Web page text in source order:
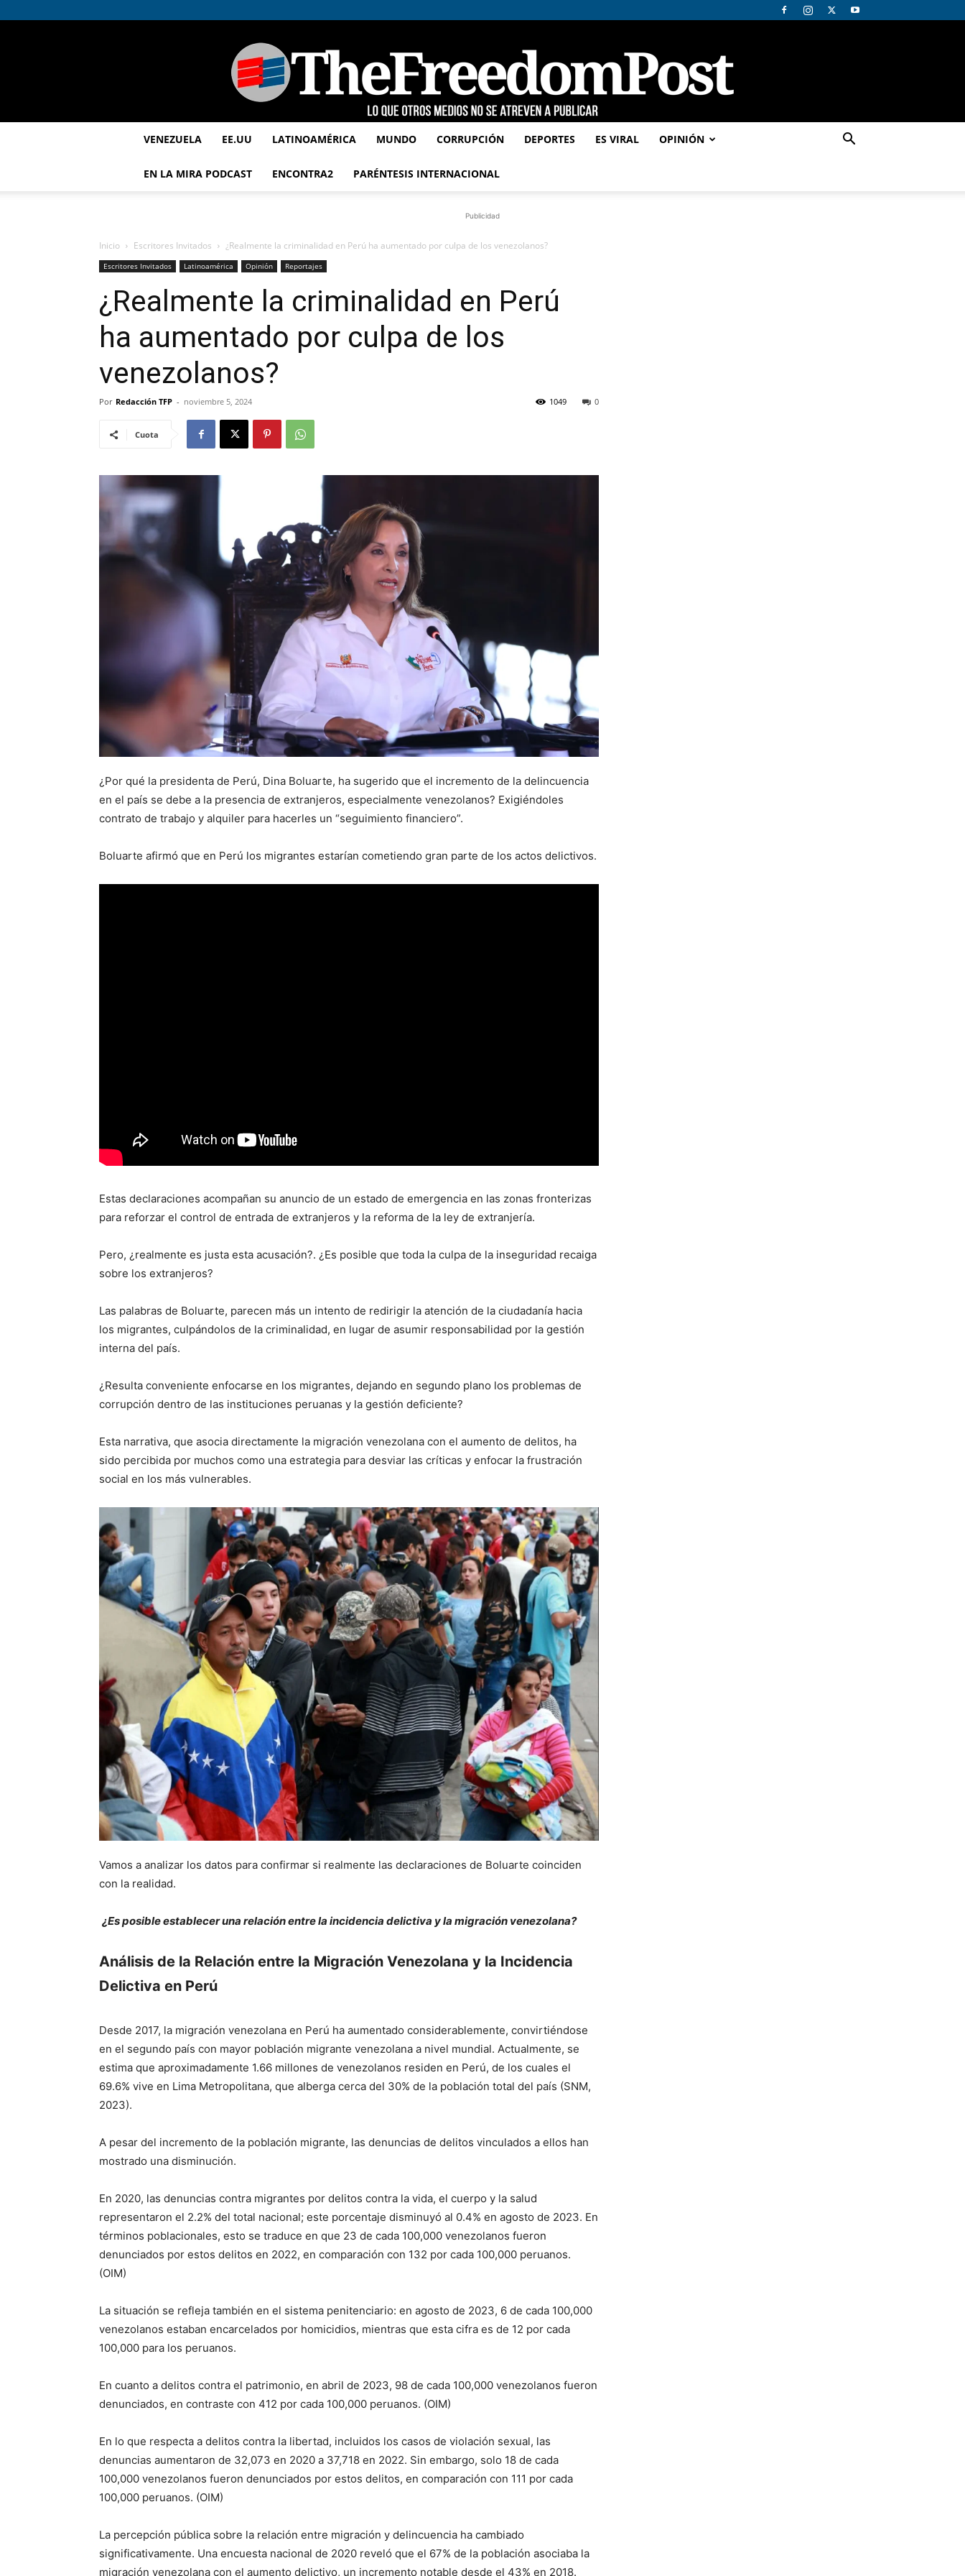
TheFreedomPost
VENEZUELA EE.UU LATINOAMÉRICA MUNDO CORRUPCIÓN DEPORTES ES VIRAL OPINIÓN
EN LA MIRA PODCAST ENCONTRA2 PARÉNTESIS INTERNACIONAL
Publicidad
Inicio Escritores Invitados ¿Realmente la criminalidad en Perú ha aumentado por culpa de los venezolanos?
Escritores Invitados Latinoamérica Opinión Reportajes
¿Realmente la criminalidad en Perú
ha aumentado por culpa de los
venezolanos?
Por Redacción TFP - noviembre 5, 2024 0
1049
Cuota
¿Por qué la presidenta de Perú, Dina Boluarte, ha sugerido que el incremento de la delincuencia
en el país se debe a la presencia de extranjeros, especialmente venezolanos? Exigiéndoles
contrato de trabajo y alquiler para hacerles un “seguimiento financiero”.
Boluarte afirmó que en Perú los migrantes estarían cometiendo gran parte de los actos delictivos.
Estas declaraciones acompañan su anuncio de un estado de emergencia en las zonas fronterizas
para reforzar el control de entrada de extranjeros y la reforma de la ley de extranjería.
Pero, ¿realmente es justa esta acusación?. ¿Es posible que toda la culpa de la inseguridad recaiga
sobre los extranjeros?
Las palabras de Boluarte, parecen más un intento de redirigir la atención de la ciudadanía hacia
los migrantes, culpándolos de la criminalidad, en lugar de asumir responsabilidad por la gestión
interna del país.
¿Resulta conveniente enfocarse en los migrantes, dejando en segundo plano los problemas de
corrupción dentro de las instituciones peruanas y la gestión deficiente?
Esta narrativa, que asocia directamente la migración venezolana con el aumento de delitos, ha
sido percibida por muchos como una estrategia para desviar las críticas y enfocar la frustración
social en los más vulnerables.
Vamos a analizar los datos para confirmar si realmente las declaraciones de Boluarte coinciden
con la realidad.
¿Es posible establecer una relación entre la incidencia delictiva y la migración venezolana?
Análisis de la Relación entre la Migración Venezolana y la Incidencia
Delictiva en Perú
Desde 2017, la migración venezolana en Perú ha aumentado considerablemente, convirtiéndose
en el segundo país con mayor población migrante venezolana a nivel mundial. Actualmente, se
estima que aproximadamente 1.66 millones de venezolanos residen en Perú, de los cuales el
69.6% vive en Lima Metropolitana, que alberga cerca del 30% de la población total del país (SNM,
2023).
A pesar del incremento de la población migrante, las denuncias de delitos vinculados a ellos han
mostrado una disminución.
En 2020, las denuncias contra migrantes por delitos contra la vida, el cuerpo y la salud
representaron el 2.2% del total nacional; este porcentaje disminuyó al 0.4% en agosto de 2023. En
términos poblacionales, esto se traduce en que 23 de cada 100,000 venezolanos fueron
denunciados por estos delitos en 2022, en comparación con 132 por cada 100,000 peruanos.
(OIM)
La situación se refleja también en el sistema penitenciario: en agosto de 2023, 6 de cada 100,000
venezolanos estaban encarcelados por homicidios, mientras que esta cifra es de 12 por cada
100,000 para los peruanos.
En cuanto a delitos contra el patrimonio, en abril de 2023, 98 de cada 100,000 venezolanos fueron
denunciados, en contraste con 412 por cada 100,000 peruanos. (OIM)
En lo que respecta a delitos contra la libertad, incluidos los casos de violación sexual, las
denuncias aumentaron de 32,073 en 2020 a 37,718 en 2022. Sin embargo, solo 18 de cada
100,000 venezolanos fueron denunciados por estos delitos, en comparación con 111 por cada
100,000 peruanos. (OIM)
La percepción pública sobre la relación entre migración y delincuencia ha cambiado
significativamente. Una encuesta nacional de 2020 reveló que el 67% de la población asociaba la
migración venezolana con el aumento delictivo, un incremento notable desde el 43% en 2018.